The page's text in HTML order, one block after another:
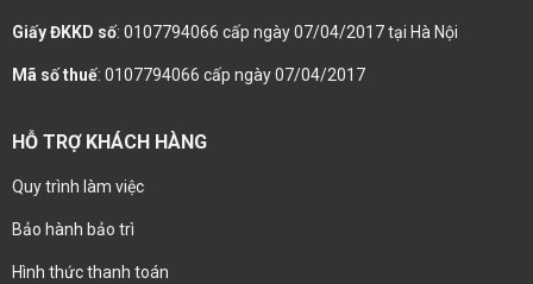
Giấy ĐKKD số: 0107794066 cấp ngày 07/04/2017 tại Hà Nội
Mã số thuế: 0107794066 cấp ngày 07/04/2017
HỖ TRỢ KHÁCH HÀNG
Quy trình làm việc
Bảo hành bảo trì
Hình thức thanh toán